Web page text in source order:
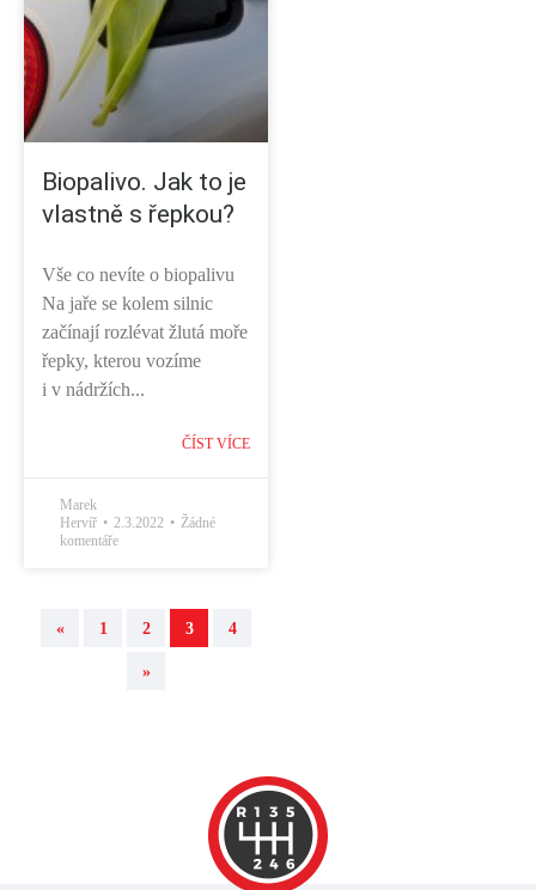
Biopalivo. Jak to je
vlastně s řepkou?
Vše co nevíte o biopalivu
Na jaře se kolem silnic
začínají rozlévat žlutá moře
řepky, kterou vozíme
i v nádržích...
ČÍST VÍCE
Marek
Hervíř
2.3.2022
Žádné
komentáře
« 1 2 3 4
»